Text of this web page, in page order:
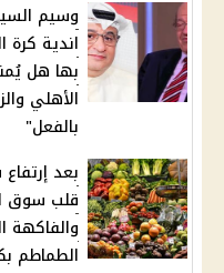
وسيم
اندية كرة
بها هل
الأهلي
بالفعل"
بعد
قلب سوق
الطماطم